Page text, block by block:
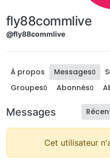
fly88commlive
@fly88commlive
À propos Messages0
Groupes0 Abonnés0
Messages
Cet utilisateur